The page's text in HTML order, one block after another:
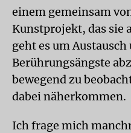
einem gemeinsam
Kunstprojekt, das sie
geht es um
Berührungsängste
bewegend zu
dabei näherkommen.
Ich frage mich